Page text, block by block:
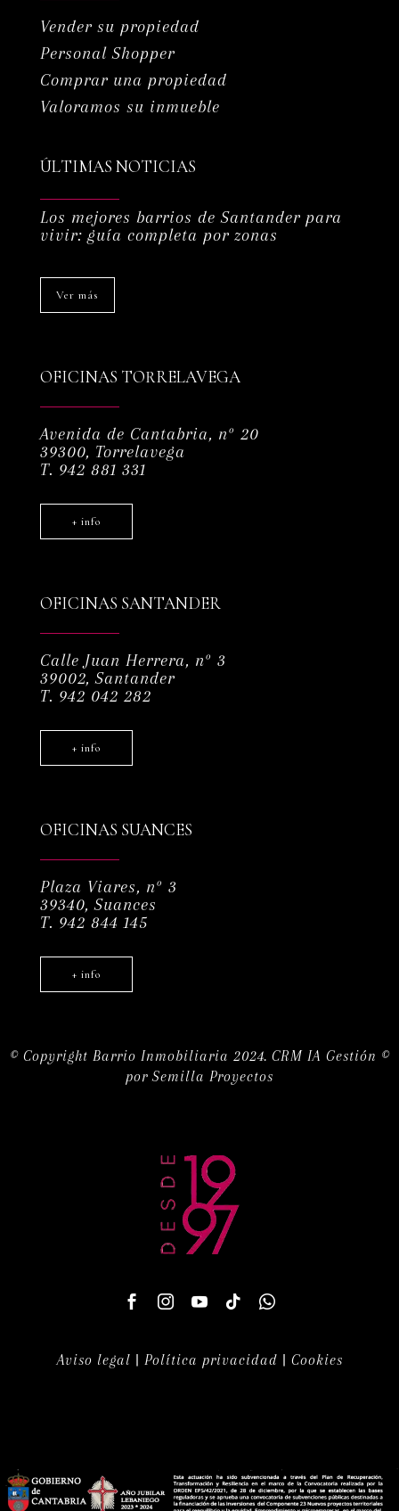
Vender su propiedad
Personal Shopper
Comprar una propiedad
Valoramos su inmueble
ÚLTIMAS NOTICIAS
Los mejores barrios de Santander para
vivir: guía completa por zonas
Ver más
OFICINAS TORRELAVEGA
Avenida de Cantabria, nº 20
39300, Torrelavega
T. 942 881 331
+ info
OFICINAS SANTANDER
Calle Juan Herrera, nº 3
39002, Santander
T. 942 042 282
+ info
OFICINAS SUANCES
Plaza Viares, nº 3
39340, Suances
T. 942 844 145
+ info
© Copyright Barrio Inmobiliaria 2024. CRM IA Gestión ©
por Semilla Proyectos
Aviso legal | Política privacidad | Cookies